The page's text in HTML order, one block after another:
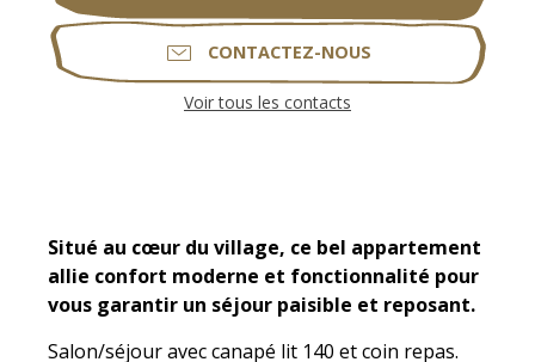
CONTACTEZ-NOUS
Voir tous les contacts
Situé au cœur du village, ce bel appartement
allie confort moderne et fonctionnalité pour
vous garantir un séjour paisible et reposant.
Salon/séjour avec canapé lit 140 et coin repas.